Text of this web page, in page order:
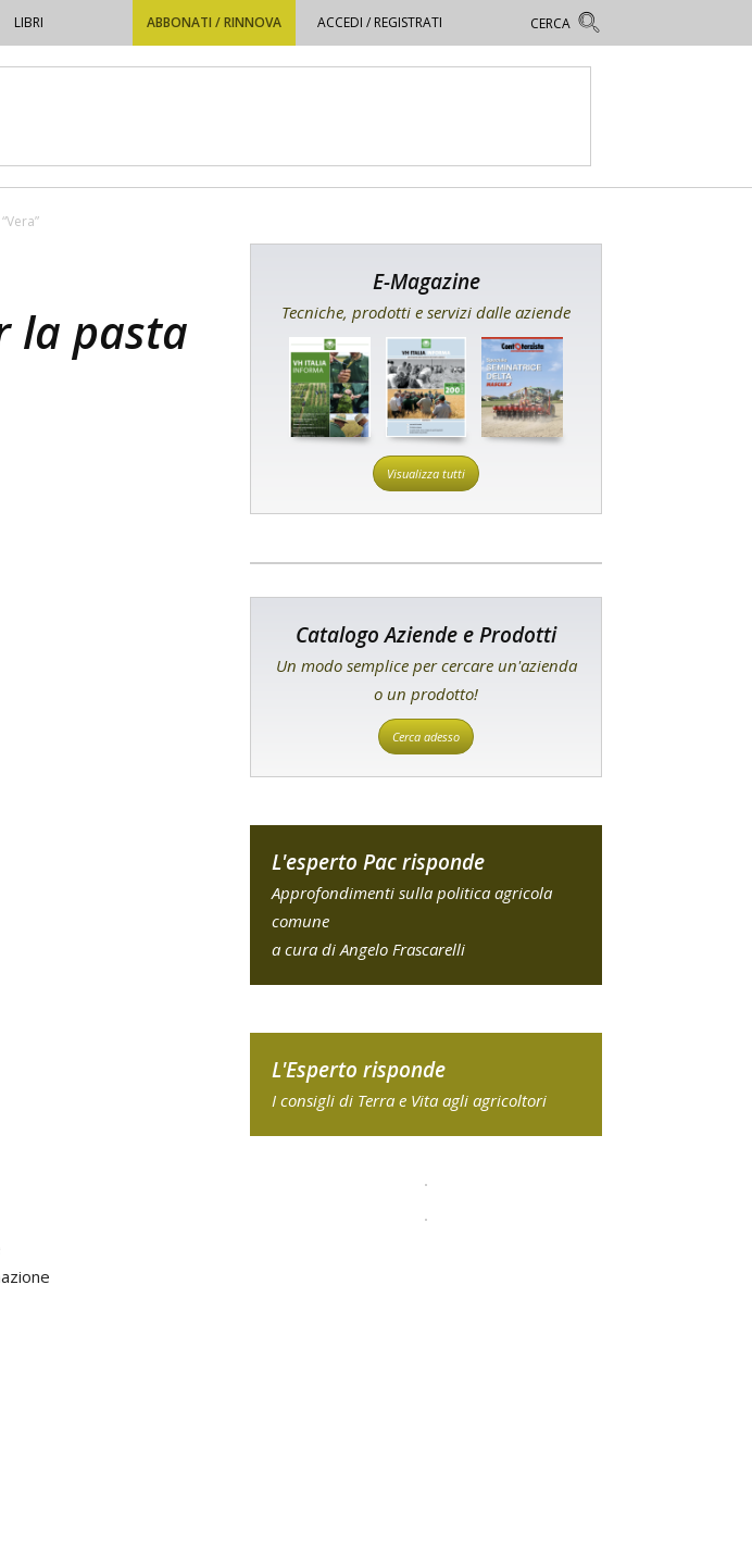
LIBRI ABBONATI / RINNOVA ACCEDI / REGISTRATI
la pasta
E-Magazine
Tecniche, prodotti e servizi dalle aziende
Visualizza tutti
Catalogo Aziende e Prodotti
Un modo semplice per cercare un'azienda
o un prodotto!
Cerca adesso
L'esperto Pac risponde
Approfondimenti sulla politica agricola
comune
a cura di Angelo Frascarelli
L'Esperto risponde
I consigli di Terra e Vita agli agricoltori